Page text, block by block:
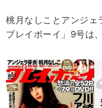
桃月なしことアンジェ
プレイボーイ」9号は